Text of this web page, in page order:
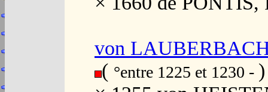
von
( °entre 1225 et 1230 - )